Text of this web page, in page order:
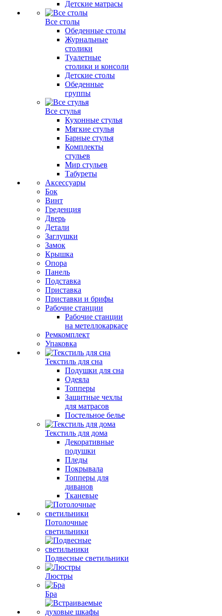
Детские матрасы
Все столы
Обеденные столы
Журнальные
столики
Туалетные
столики и консоли
Детские столы
Обеденные
группы
Все стулья
Кухонные стулья
Мягкие стулья
Барные стулья
Комплекты
стульев
Мир стульев
Табуреты
Аксессуары
Бок
Винт
Греденция
Дверь
Детали
Заглушки
Замок
Крышка
Опора
Панель
Подставка
Приставка
Приставки и брифы
Рабочие станции
Рабочие станции
на метеллокаркасе
Ремкомплект
Упаковка
Текстиль для сна
Подушки для сна
Одеяла
Топперы
Защитные чехлы
для матрасов
Постельное белье
Текстиль для дома
Декоративные
подушки
Пледы
Покрывала
Топперы для
диванов
Тканевые
Потолочные
светильники
Подвесные светильники
Люстры
Бра